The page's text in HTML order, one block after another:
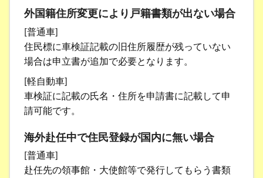
外国籍住所変更により戸籍書類が出ない場合
[普通車]
住民標に車検証記載の旧住所履歴が残っていない
場合は申立書が追加で必要となります。
[軽自動車]
車検証に記載の氏名・住所を申請書に記載して申
請可能です。
海外赴任中で住民登録が国内に無い場合
[普通車]
赴任先の領事館・大使館等で発行してもらう書類